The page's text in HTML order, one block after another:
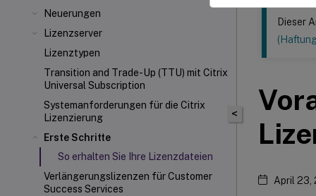
Neuerungen
Lizenzserver
Lizenztypen
Transition and Trade-Up (TTU) mit Citrix
Universal Subscription
Systemanforderungen für die Citrix
Lizenzierung
Erste Schritte
So erhalten Sie Ihre Lizenzdateien
Verlängerungslizenzen für Customer
Success Services
<
Dieser
April 23,